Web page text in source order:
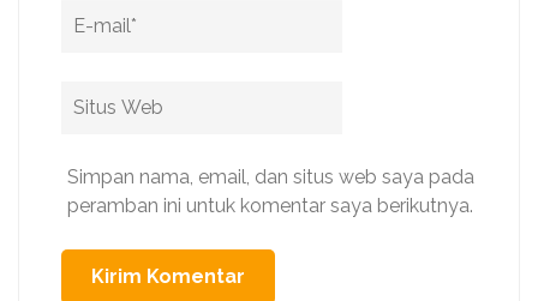
Email
Situs
Simpan nama, email, dan situs web saya pada
peramban ini untuk komentar saya berikutnya.